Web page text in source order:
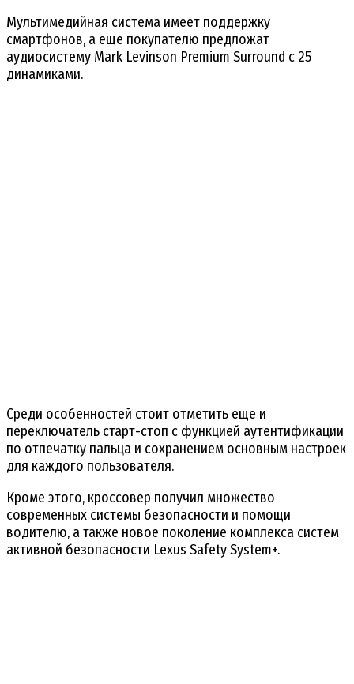
Мультимедийная система имеет поддержку
смартфонов, а еще покупателю предложат
аудиосистему Mark Levinson Premium Surround с 25
динамиками.
Среди особенностей стоит отметить еще и
переключатель старт-стоп с функцией аутентификации
по отпечатку пальца и сохранением основным настроек
для каждого пользователя.
Кроме этого, кроссовер получил множество
современных системы безопасности и помощи
водителю, а также новое поколение комплекса систем
активной безопасности Lexus Safety System+.